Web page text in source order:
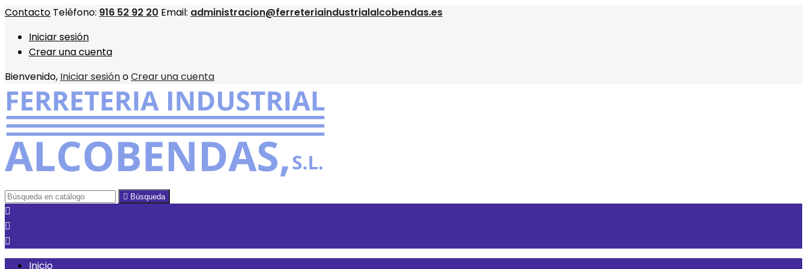
Contacto Teléfono: 916 52 92 20 Email: administracion@ferreteriaindustrialalcobendas.es
Iniciar sesión
Crear una cuenta
Bienvenido, Iniciar sesiónoCrear una cuenta
 Búsqueda



Inicio